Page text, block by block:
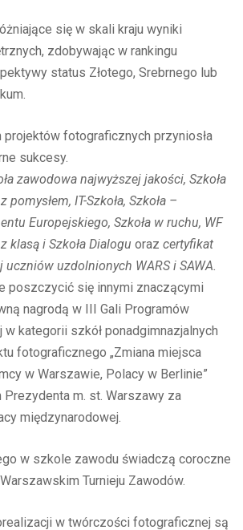
się w skali kraju wyniki
zdobywając w rankingu
status Złotego, Srebrnego lub
projektów fotograficznych przyniosła
sukcesy.
zawodowa najwyższej jakości, Szkoła
pomysłem, IT-Szkoła, Szkoła –
Europejskiego, Szkoła w ruchu, WF
klasą i Szkoła Dialogu oraz certyfikat
uczniów uzdolnionych WARS i SAWA.
poszczycić się innymi znaczącymi
nagrodą w III Gali Programów
w kategorii szkół ponadgimnazjalnych
fotograficznego „Zmiana miejsca
w Warszawie, Polacy w Berlinie”
m. st. Warszawy za
międzynarodowej.
w szkole zawodu świadczą coroczne
Turnieju Zawodów.
w twórczości fotograficznej są